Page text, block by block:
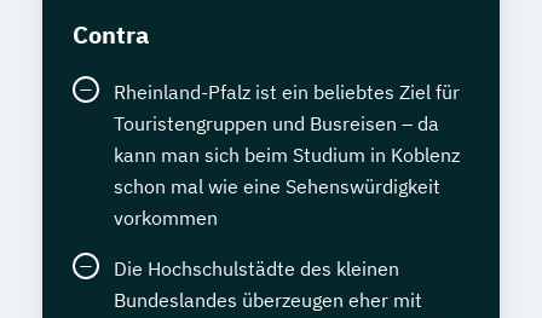
Contra
Rheinland-Pfalz ist ein beliebtes Ziel für
Touristengruppen und Busreisen – da
kann man sich beim Studium in Koblenz
schon mal wie eine Sehenswürdigkeit
vorkommen
Die Hochschulstädte des kleinen
Bundeslandes überzeugen eher mit